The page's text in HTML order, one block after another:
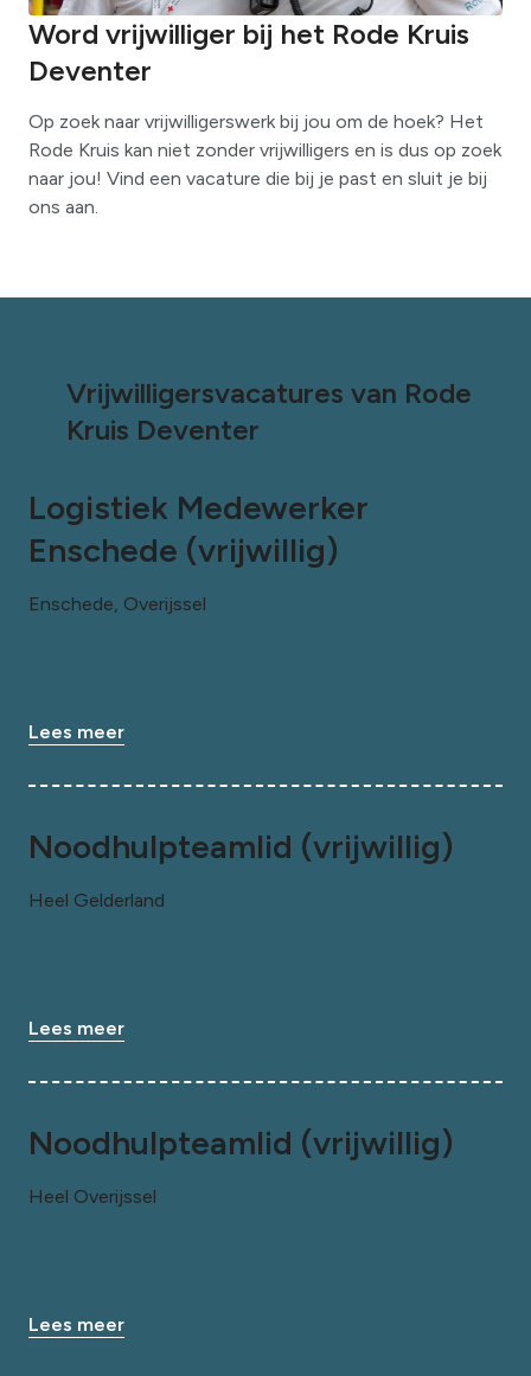
Word vrijwilliger bij het Rode Kruis
Deventer
Op zoek naar vrijwilligerswerk bij jou om de hoek? Het
Rode Kruis kan niet zonder vrijwilligers en is dus op zoek
naar jou! Vind een vacature die bij je past en sluit je bij
ons aan.
Vrijwilligersvacatures van Rode
Kruis Deventer
Logistiek Medewerker
Enschede (vrijwillig)
Enschede, Overijssel
Lees meer
Noodhulpteamlid (vrijwillig)
Heel Gelderland
Lees meer
Noodhulpteamlid (vrijwillig)
Heel Overijssel
Lees meer